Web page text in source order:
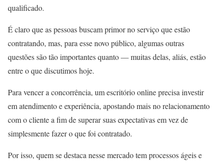
qualificado.
É claro que as pessoas buscam primor no serviço que estão
contratando, mas, para esse novo público, algumas outras
questões são tão importantes quanto — muitas delas, aliás, estão
entre o que discutimos hoje.
Para vencer a concorrência, um escritório online precisa investir
em atendimento e experiência, apostando mais no relacionamento
com o cliente a fim de superar suas expectativas em vez de
simplesmente fazer o que foi contratado.
Por isso, quem se destaca nesse mercado tem processos ágeis e